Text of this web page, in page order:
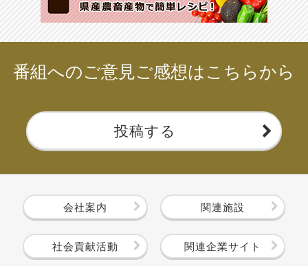
番組へのご意見ご感想はこちらから
投稿する
会社案内 関連施設
社会貢献活動 関連企業サイト